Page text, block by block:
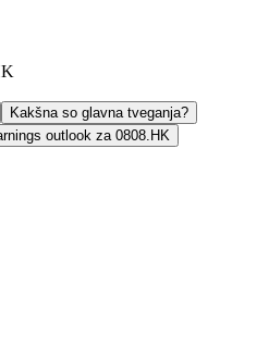
Kakšna so glavna tveganja?
outlook za 0808.HK